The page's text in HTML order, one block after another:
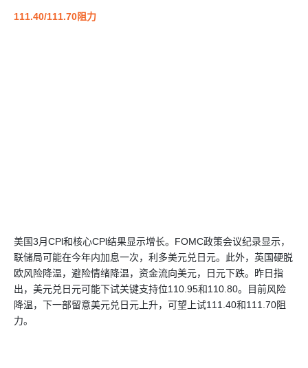
111.40/111.70阻力
美国3月CPl和核心CPl结果显示增长。FOMC政策会议纪录显示，
联储局可能在今年内加息一次，利多美元兑日元。此外，英国硬脱
欧风险降温，避险情绪降温，资金流向美元，日元下跌。昨日指
出，美元兑日元可能下试关键支持位110.95和110.80。目前风险
降温，下一部留意美元兑日元上升，可望上试111.40和111.70阻
力。